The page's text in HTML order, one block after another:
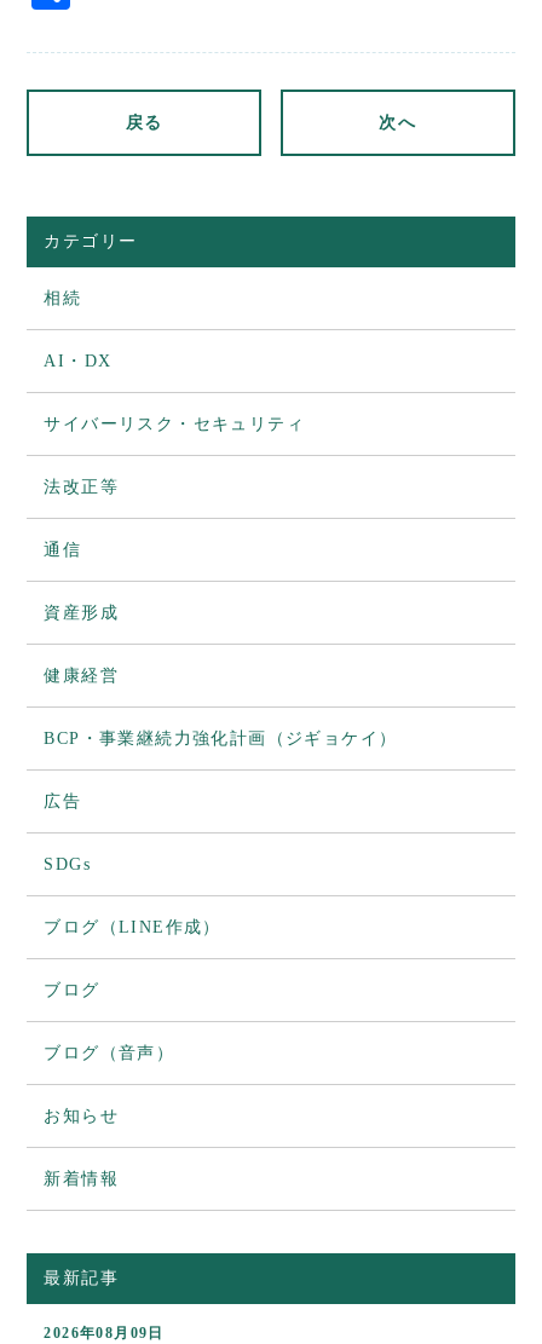
戻る 次へ
カテゴリー
相続
AI・DX
サイバーリスク・セキュリティ
法改正等
通信
資産形成
健康経営
BCP・事業継続力強化計画（ジギョケイ）
広告
SDGs
ブログ（LINE作成）
ブログ
ブログ（音声）
お知らせ
新着情報
最新記事
2026年08月09日